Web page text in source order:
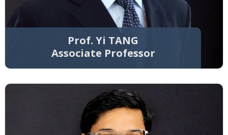
Prof. Yi TANG
Associate Professor